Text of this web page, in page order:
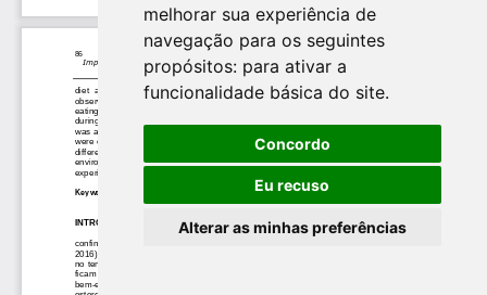
melhorar sua experiência de
navegação para os seguintes
propósitos: para ativar a
funcionalidade básica do site.
Concordo
Eu recuso
Alterar as minhas preferências